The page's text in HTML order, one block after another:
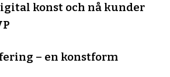
konst och nå kunder
– en konstform